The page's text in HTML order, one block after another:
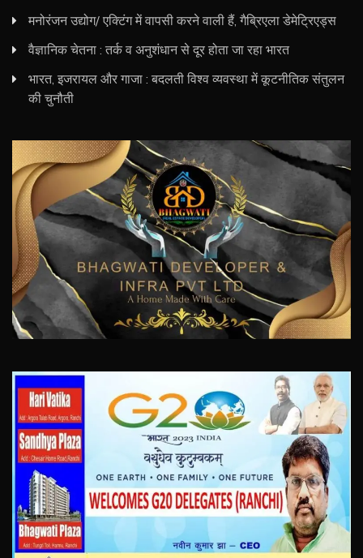
मनोरंजन उद्योग/ एक्टिंग में वापसी करने वाली हैं, गैब्रिएला डेमेट्रिएड्स
वैज्ञानिक चेतना : तर्क व अनुशंधान से दूर होता जा रहा भारत
भारत, इजरायल और गाजा : बदलती विश्व व्यवस्था में कूटनीतिक संतुलन
की चुनौती